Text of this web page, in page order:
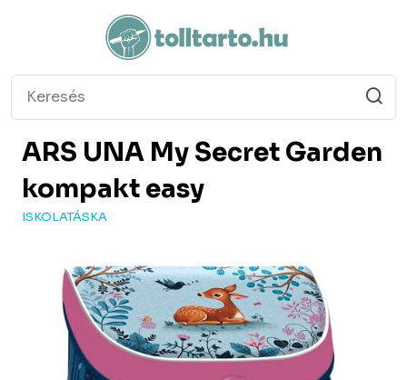
ARS UNA My Secret Garden
kompakt easy
ISKOLATÁSKA